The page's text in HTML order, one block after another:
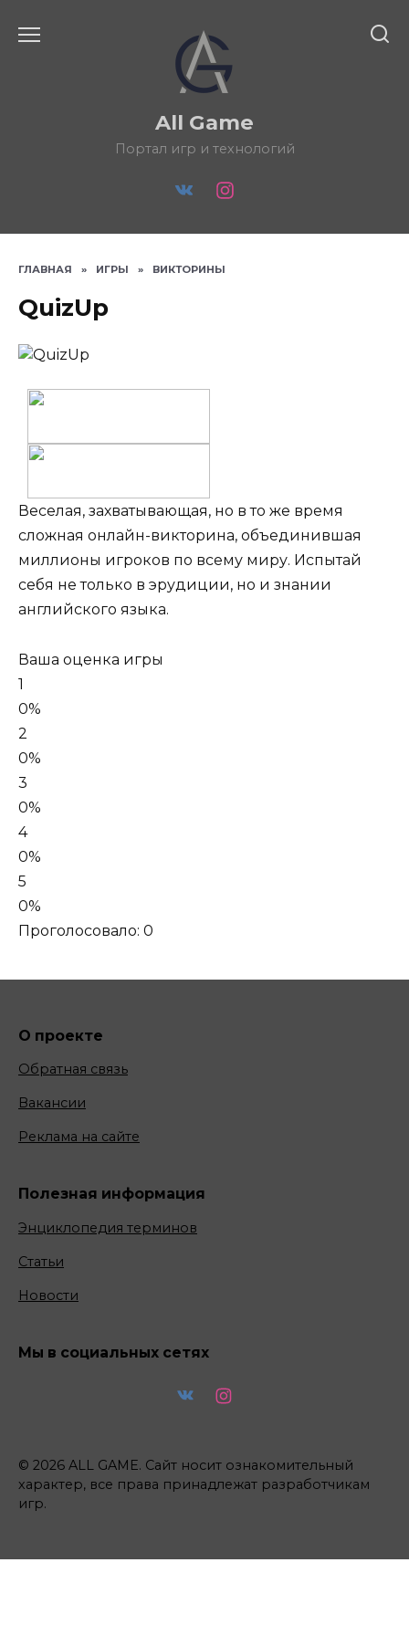
All Game
Портал игр и технологий
ГЛАВНАЯ » ИГРЫ » ВИКТОРИНЫ
QuizUp
Веселая, захватывающая, но в то же время
сложная онлайн-викторина, объединившая
миллионы игроков по всему миру. Испытай
себя не только в эрудиции, но и знании
английского языка.
Ваша оценка игры
1
0%
2
0%
3
0%
4
0%
5
0%
Проголосовало: 0
О проекте
Обратная связь
Вакансии
Реклама на сайте
Полезная информация
Энциклопедия терминов
Статьи
Новости
Мы в социальных сетях
© 2026 ALL GAME. Сайт носит ознакомительный
характер, все права принадлежат разработчикам
игр.